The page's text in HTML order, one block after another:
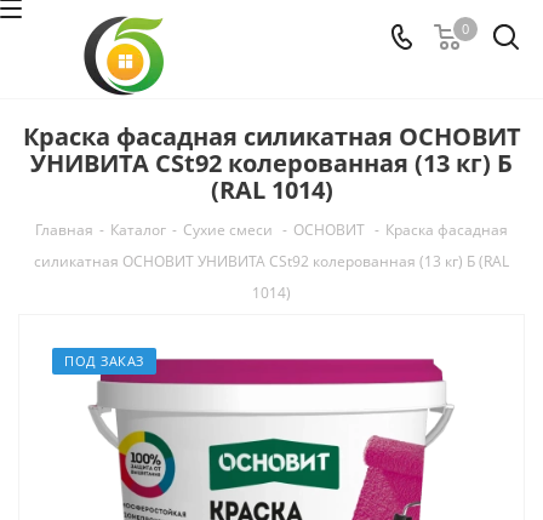
0
Краска фасадная силикатная ОСНОВИТ
УНИВИТА СSt92 колерованная (13 кг) Б
(RAL 1014)
Главная - Каталог - Сухие смеси - ОСНОВИТ - Краска фасадная
силикатная ОСНОВИТ УНИВИТА СSt92 колерованная (13 кг) Б (RAL
1014)
ПОД ЗАКАЗ